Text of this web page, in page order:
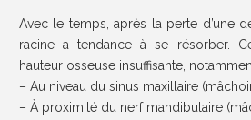
Avec le temps, après la perte d’une
racine a tendance à se résorber.
hauteur osseuse insuffisante,
– Au niveau du sinus maxillaire
– À proximité du nerf mandibulaire